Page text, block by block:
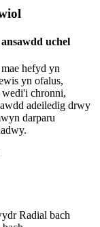
uchel
hefyd yn
yn ofalus,
chronni,
adeiledig drwy
darparu